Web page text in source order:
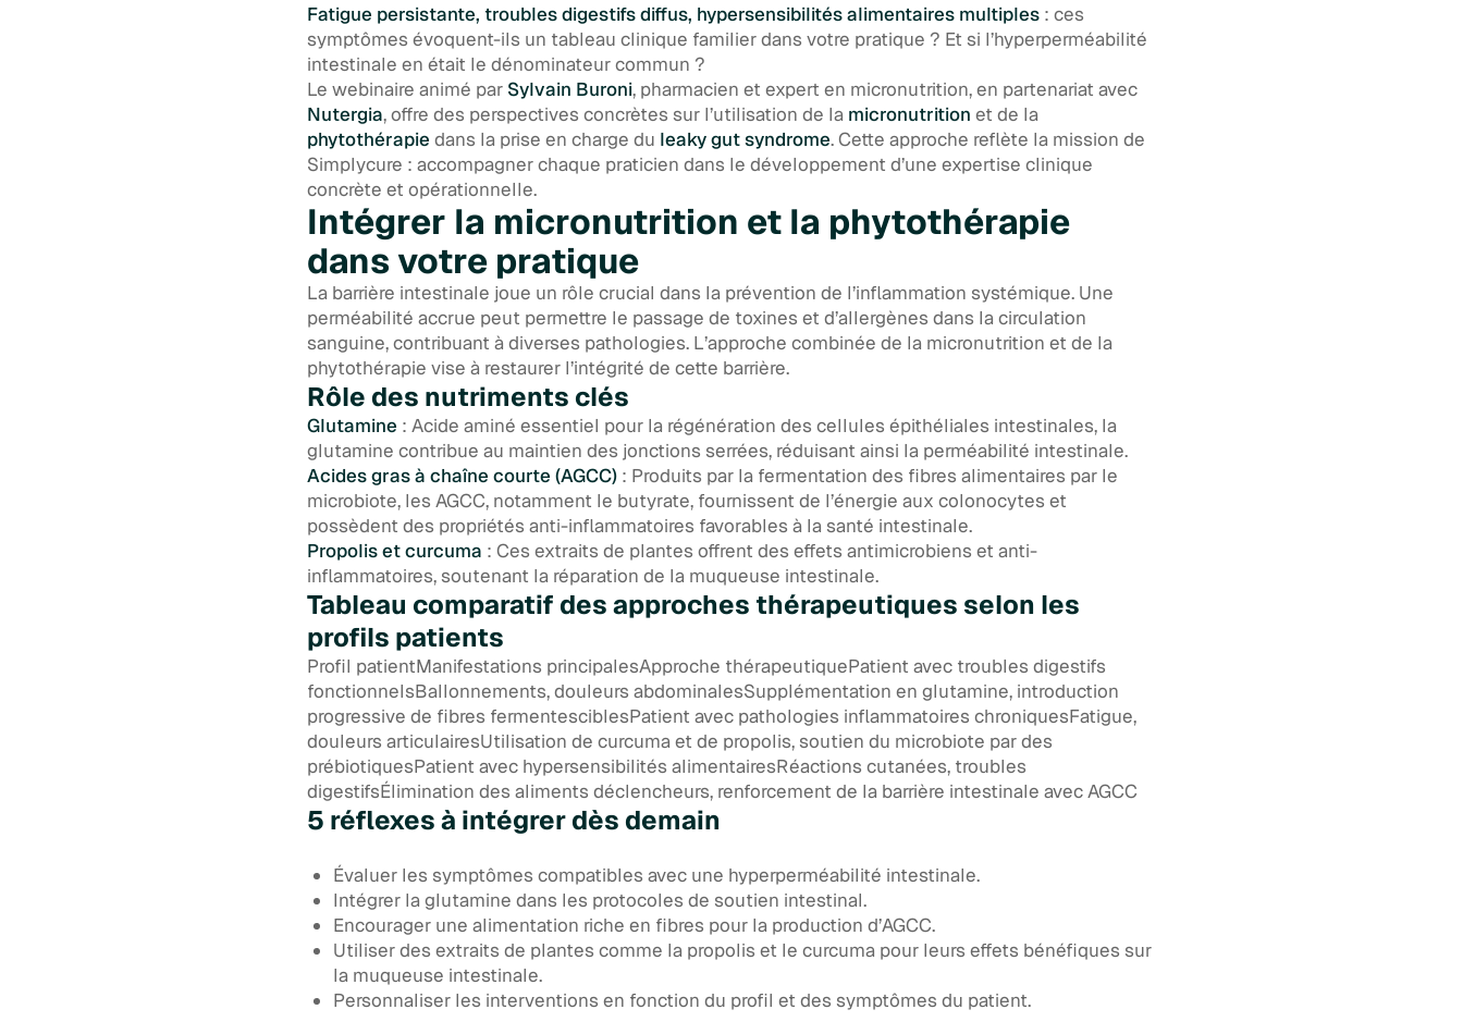
Fatigue persistante, troubles digestifs diffus, hypersensibilités alimentaires multiples : ces
symptômes évoquent-ils un tableau clinique familier dans votre pratique ? Et si l’hyperperméabilité
intestinale en était le dénominateur commun ?
Le webinaire animé par Sylvain Buroni, pharmacien et expert en micronutrition, en partenariat avec
Nutergia, offre des perspectives concrètes sur l’utilisation de la micronutrition et de la
phytothérapie dans la prise en charge du leaky gut syndrome. Cette approche reflète la mission de
Simplycure : accompagner chaque praticien dans le développement d’une expertise clinique
concrète et opérationnelle.
Intégrer la micronutrition et la phytothérapie
dans votre pratique
La barrière intestinale joue un rôle crucial dans la prévention de l’inflammation systémique. Une
perméabilité accrue peut permettre le passage de toxines et d’allergènes dans la circulation
sanguine, contribuant à diverses pathologies. L’approche combinée de la micronutrition et de la
phytothérapie vise à restaurer l’intégrité de cette barrière.
Rôle des nutriments clés
Glutamine : Acide aminé essentiel pour la régénération des cellules épithéliales intestinales, la
glutamine contribue au maintien des jonctions serrées, réduisant ainsi la perméabilité intestinale.
Acides gras à chaîne courte (AGCC) : Produits par la fermentation des fibres alimentaires par le
microbiote, les AGCC, notamment le butyrate, fournissent de l’énergie aux colonocytes et
possèdent des propriétés anti-inflammatoires favorables à la santé intestinale.
Propolis et curcuma : Ces extraits de plantes offrent des effets antimicrobiens et anti-
inflammatoires, soutenant la réparation de la muqueuse intestinale.
Tableau comparatif des approches thérapeutiques selon les
profils patients
Profil patientManifestations principalesApproche thérapeutiquePatient avec troubles digestifs
fonctionnelsBallonnements, douleurs abdominalesSupplémentation en glutamine, introduction
progressive de fibres fermentesciblesPatient avec pathologies inflammatoires chroniquesFatigue,
douleurs articulairesUtilisation de curcuma et de propolis, soutien du microbiote par des
prébiotiquesPatient avec hypersensibilités alimentairesRéactions cutanées, troubles
digestifsÉlimination des aliments déclencheurs, renforcement de la barrière intestinale avec AGCC
5 réflexes à intégrer dès demain
Évaluer les symptômes compatibles avec une hyperperméabilité intestinale.
Intégrer la glutamine dans les protocoles de soutien intestinal.
Encourager une alimentation riche en fibres pour la production d’AGCC.
Utiliser des extraits de plantes comme la propolis et le curcuma pour leurs effets bénéfiques sur
la muqueuse intestinale.
Personnaliser les interventions en fonction du profil et des symptômes du patient.